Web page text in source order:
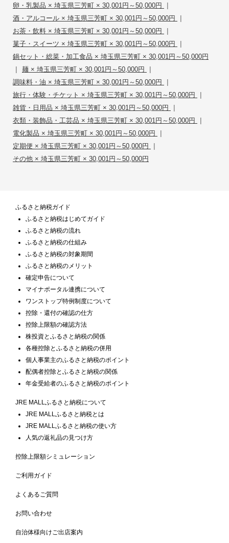
卵・乳製品 × 埼玉県三芳町 × 30,001円～50,000円 |
酒・アルコール × 埼玉県三芳町 × 30,001円～50,000円 |
お茶・飲料 × 埼玉県三芳町 × 30,001円～50,000円 |
菓子・スイーツ × 埼玉県三芳町 × 30,001円～50,000円 |
鍋セット・総菜・加工食品 × 埼玉県三芳町 × 30,001円～50,000円
| 麺 × 埼玉県三芳町 × 30,001円～50,000円 |
調味料・油 × 埼玉県三芳町 × 30,001円～50,000円 |
旅行・体験・チケット × 埼玉県三芳町 × 30,001円～50,000円 |
雑貨・日用品 × 埼玉県三芳町 × 30,001円～50,000円 |
衣類・装飾品・工芸品 × 埼玉県三芳町 × 30,001円～50,000円 |
電化製品 × 埼玉県三芳町 × 30,001円～50,000円 |
定期便 × 埼玉県三芳町 × 30,001円～50,000円 |
その他 × 埼玉県三芳町 × 30,001円～50,000円
ふるさと納税ガイド
ふるさと納税はじめてガイド
ふるさと納税の流れ
ふるさと納税の仕組み
ふるさと納税の対象期間
ふるさと納税のメリット
確定申告について
マイナポータル連携について
ワンストップ特例制度について
控除・還付の確認の仕方
控除上限額の確認方法
株投資とふるさと納税の関係
各種控除とふるさと納税の併用
個人事業主のふるさと納税のポイント
配偶者控除とふるさと納税の関係
年金受給者のふるさと納税のポイント
JRE MALLふるさと納税について
JRE MALLふるさと納税とは
JRE MALLふるさと納税の使い方
人気の返礼品の見つけ方
控除上限額シミュレーション
ご利用ガイド
よくあるご質問
お問い合わせ
自治体様向けご出店案内